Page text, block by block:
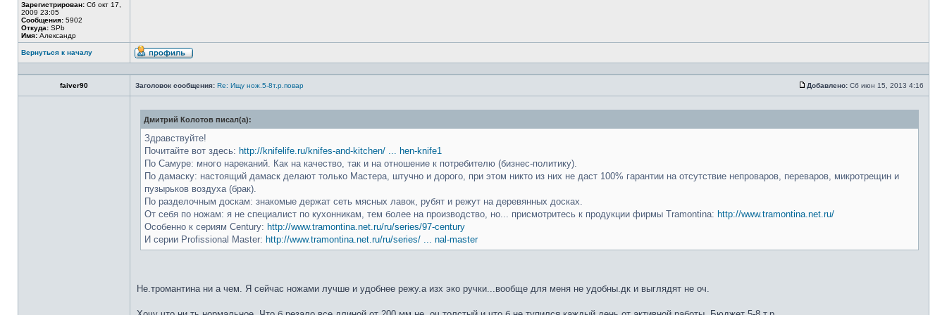
Зарегистрирован: Сб окт 17,
2009 23:05
Сообщения: 5902
Откуда: SPb
Имя: Александр
Вернуться к началу
faiver90 Заголовок сообщения: Re: Ищу нож.5-8т.р.повар Добавлено: Сб июн 15, 2013 4:16
Дмитрий Колотов писал(а):
Здравствуйте!
Почитайте вот здесь: http://knifelife.ru/knifes-and-kitchen/ ... hen-knife1
По Самуре: много нареканий. Как на качество, так и на отношение к потребителю (бизнес-политику).
По дамаску: настоящий дамаск делают только Мастера, штучно и дорого, при этом никто из них не даст 100% гарантии на отсутствие непроваров, переваров, микротрещин и
пузырьков воздуха (брак).
По разделочным доскам: знакомые держат сеть мясных лавок, рубят и режут на деревянных досках.
От себя по ножам: я не специалист по кухонникам, тем более на производство, но... присмотритесь к продукции фирмы Tramontina: http://www.tramontina.net.ru/
Особенно к сериям Century: http://www.tramontina.net.ru/ru/series/97-century
И серии Profissional Master: http://www.tramontina.net.ru/ru/series/ ... nal-master
Не.тромантина ни а чем. Я сейчас ножами лучше и удобнее режу.а изх эко ручки...вообще для меня не удобны.дк и выглядят не оч.